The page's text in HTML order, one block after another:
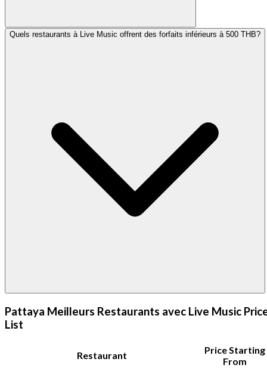
Quels restaurants à Live Music offrent des forfaits inférieurs à 500 THB?
Pattaya Meilleurs Restaurants avec Live Music
List
Restaurant
Price Starting
From